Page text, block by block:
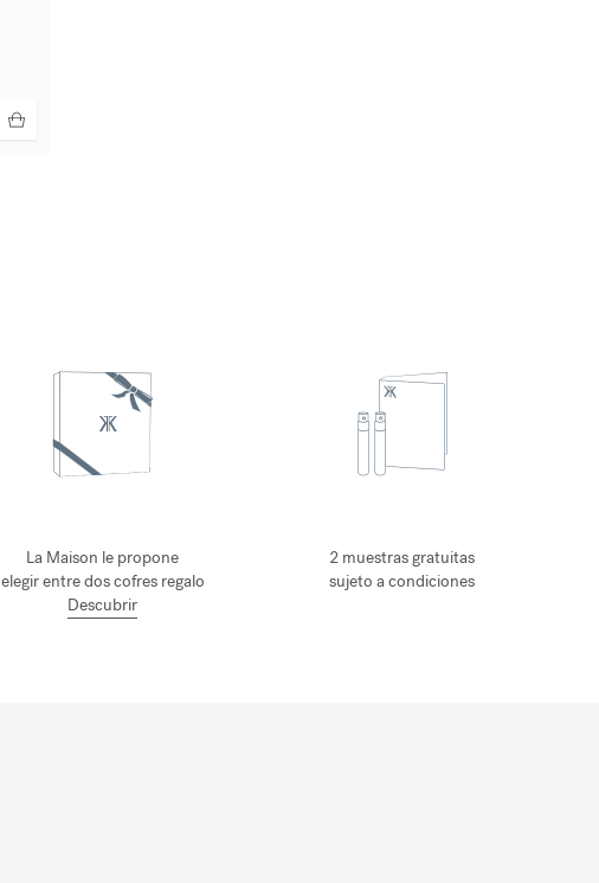
La Maison le propone
elegir entre dos cofres regalo
Descubrir
2 muestras gratuitas
sujeto a condiciones